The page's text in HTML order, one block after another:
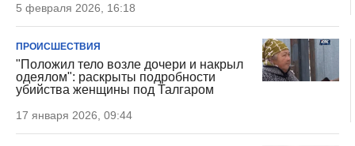
5 февраля 2026, 16:18
ПРОИСШЕСТВИЯ
"Положил тело возле дочери и накрыл
одеялом": раскрыты подробности
убийства женщины под Талгаром
17 января 2026, 09:44